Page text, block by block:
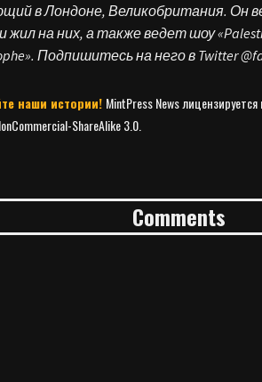
в Лондоне, Великобритания. Он
на них, а также ведет шоу
Подпишитесь на него в Twitter
наши истории! MintPress News
ShareAlike 3.0.
Comments